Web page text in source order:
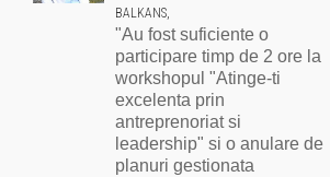
BALKANS,
"Au fost suficiente o
participare timp de 2 ore la
workshopul "Atinge-ti
excelenta prin
antreprenoriat si
leadership" si o anulare de
planuri gestionata